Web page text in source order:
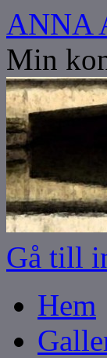
ANNA
Min
Gå till
Hem